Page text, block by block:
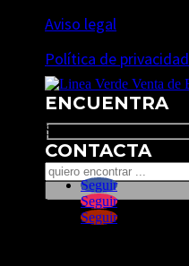
Aviso legal
Política de privacidad
ENCUENTRA
Search
CONTACTA
Seguir
Seguir
Seguir